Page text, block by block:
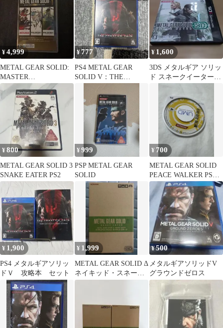
¥4,999
METAL GEAR SOLID:
MASTER
COLLECTION
¥777
PS4 METAL GEAR
SOLID V：THE
¥ 1,600
3DS メタルギア ソリッ
ド スネークイーター
¥800
METAL GEAR SOLID 3
SNAKE EATER PS2
¥999
PSP METAL GEAR
SOLID
¥ 700
METAL GEAR SOLID
PEACE WALKER PSP
UMDのみ
¥ 1,900
PS4 メタルギアソリッ
ドＶ 攻略本 セット
¥ 1,999
METAL GEAR SOLID Δ
ネイキッド・スネーク
フィギュア
¥500
メタルギアソリッドV
グラウンドゼロス